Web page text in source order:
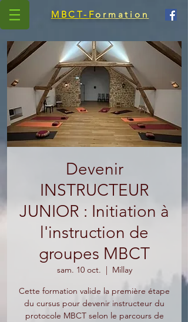
MBCT-Formation
Devenir
INSTRUCTEUR
JUNIOR : Initiation à
l'instruction de
groupes MBCT
sam. 10 oct.
  |
Millay
Cette formation valide la première étape
du cursus pour devenir instructeur du
protocole MBCT selon le parcours de